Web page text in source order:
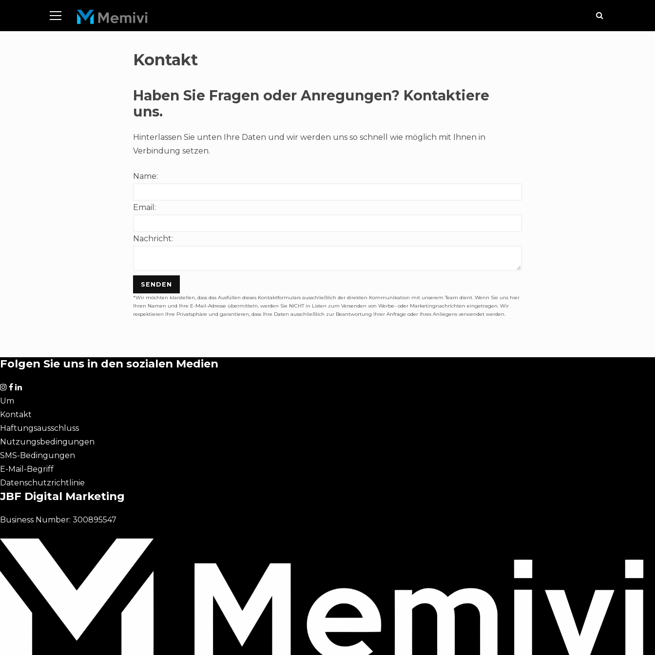
Kontakt
Haben Sie Fragen oder Anregungen? Kontaktiere
uns.
Hinterlassen Sie unten Ihre Daten und wir werden uns so schnell wie möglich mit Ihnen in
Verbindung setzen.
Name:
Email:
Nachricht:
SENDEN
*Wir möchten klarstellen, dass das Ausfüllen dieses Kontaktformulars ausschließlich der direkten Kommunikation mit unserem Team dient. Wenn Sie uns hier
Ihren Namen und Ihre E-Mail-Adresse übermitteln, werden Sie NICHT in Listen zum Versenden von Werbe- oder Marketingnachrichten eingetragen. Wir
respektieren Ihre Privatsphäre und garantieren, dass Ihre Daten ausschließlich zur Beantwortung Ihrer Anfrage oder Ihres Anliegens verwendet werden.
Folgen Sie uns in den sozialen Medien
Um
Kontakt
Haftungsausschluss
Nutzungsbedingungen
SMS-Bedingungen
E-Mail-Begriff
Datenschutzrichtlinie
JBF Digital Marketing
Business Number: 300895547